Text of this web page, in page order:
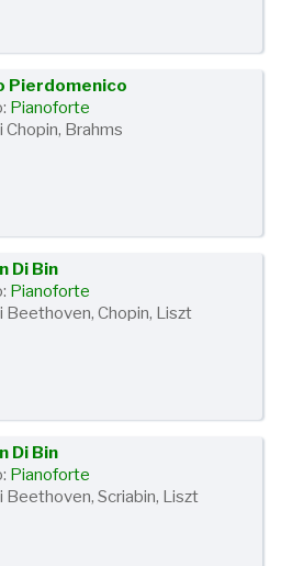
Pierdomenico
Pianoforte
Chopin, Brahms
Di Bin
Pianoforte
Beethoven, Chopin, Liszt
Di Bin
Pianoforte
Beethoven, Scriabin, Liszt